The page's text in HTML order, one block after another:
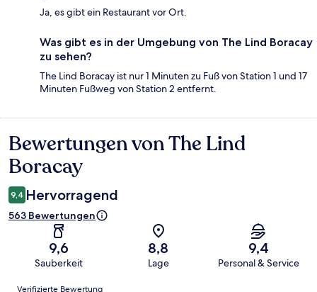
Ja, es gibt ein Restaurant vor Ort.
Was gibt es in der Umgebung von The Lind Boracay
zu sehen?
The Lind Boracay ist nur 1 Minuten zu Fuß von Station 1 und 17
Minuten Fußweg von Station 2 entfernt.
Bewertungen
Bewertungen von The Lind
Boracay
9,4 Hervorragend
563 Bewertungen
9,6
Sauberkeit
8,8
Lage
9,4
Personal & Service
Bewertungen
Verifizierte Bewertung